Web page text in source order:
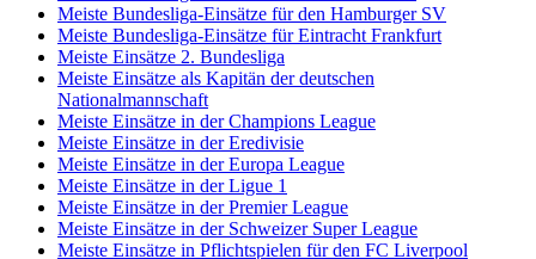
Meiste Bundesliga-Einsätze für den Hamburger SV
Meiste Bundesliga-Einsätze für Eintracht Frankfurt
Meiste Einsätze 2. Bundesliga
Meiste Einsätze als Kapitän der deutschen
Nationalmannschaft
Meiste Einsätze in der Champions League
Meiste Einsätze in der Eredivisie
Meiste Einsätze in der Europa League
Meiste Einsätze in der Ligue 1
Meiste Einsätze in der Premier League
Meiste Einsätze in der Schweizer Super League
Meiste Einsätze in Pflichtspielen für den FC Liverpool